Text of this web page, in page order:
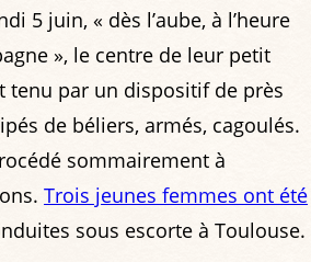
5 juin, « dès l’aube, à l’heure
», le centre de leur petit
tenu par un dispositif de près
de béliers, armés, cagoulés.
sommairement à
Trois jeunes femmes ont été
sous escorte à Toulouse.